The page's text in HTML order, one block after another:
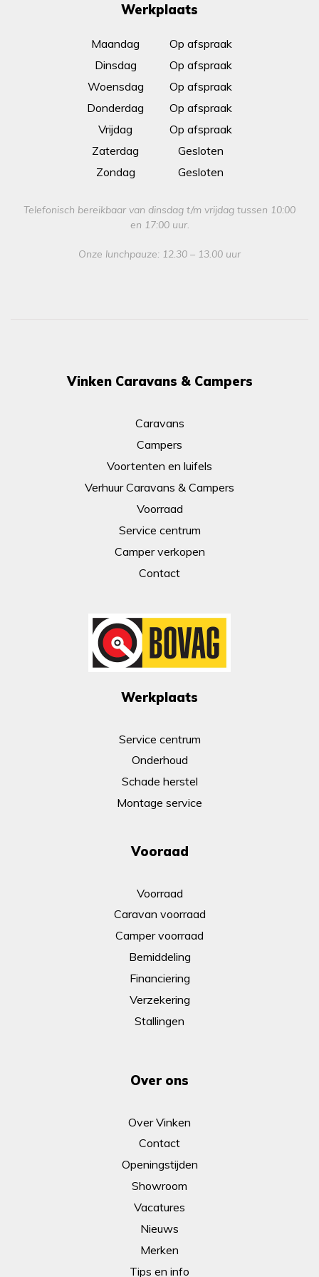
Werkplaats
Maandag
Dinsdag
Woensdag
Donderdag
Vrijdag
Zaterdag
Zondag
Op afspraak
Op afspraak
Op afspraak
Op afspraak
Op afspraak
Gesloten
Gesloten
Telefonisch bereikbaar van dinsdag t/m vrijdag tussen 10:00
en 17:00 uur.
Onze lunchpauze: 12.30 – 13.00 uur
Vinken Caravans & Campers
Caravans
Campers
Voortenten en luifels
Verhuur Caravans & Campers
Voorraad
Service centrum
Camper verkopen
Contact
Werkplaats
Service centrum
Onderhoud
Schade herstel
Montage service
Vooraad
Voorraad
Caravan voorraad
Camper voorraad
Bemiddeling
Financiering
Verzekering
Stallingen
Over ons
Over Vinken
Contact
Openingstijden
Showroom
Vacatures
Nieuws
Merken
Tips en info